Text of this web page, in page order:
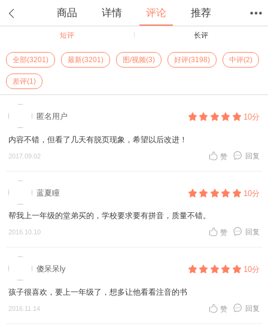
商品 详情 评论 推荐
短评 长评
全部(3201) 最新(3201) 图/视频(3) 好评(3198) 中评(2)
差评(1)
匿名用户 10分
内容不错，但看了几天有脱页现象，希望以后改进！
2017.09.02 回复
赞
蓝夏瞳 10分
帮我上一年级的堂弟买的，学校要求要有拼音，质量不错。
2016.10.10 回复
赞
傻呆呆ly 10分
孩子很喜欢，要上一年级了，想多让他看看注音的书
2016.11.14 回复
赞